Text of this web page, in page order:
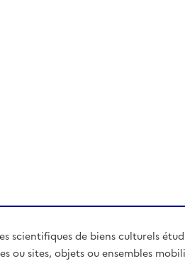
scientifiques de biens culturels
ou sites, objets ou ensembles